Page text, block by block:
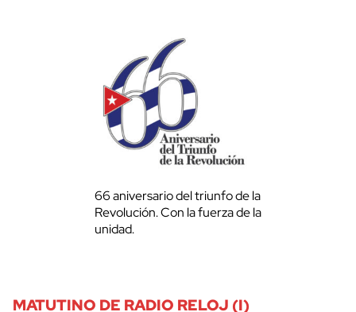
66 aniversario del triunfo de la
Revolución. Con la fuerza de la
unidad.
MATUTINO DE RADIO RELOJ (I)